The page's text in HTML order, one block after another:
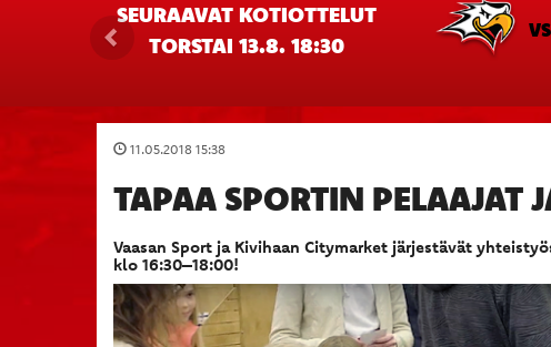
SEURAAVAT KOTIOTTELUT
TORSTAI 13.8. 18:30
11.05.2018 15:38
TAPAA SPORTIN PELAAJAT
Vaasan Sport ja Kivihaan Citymarket järjestävät
klo 16:30–18:00!